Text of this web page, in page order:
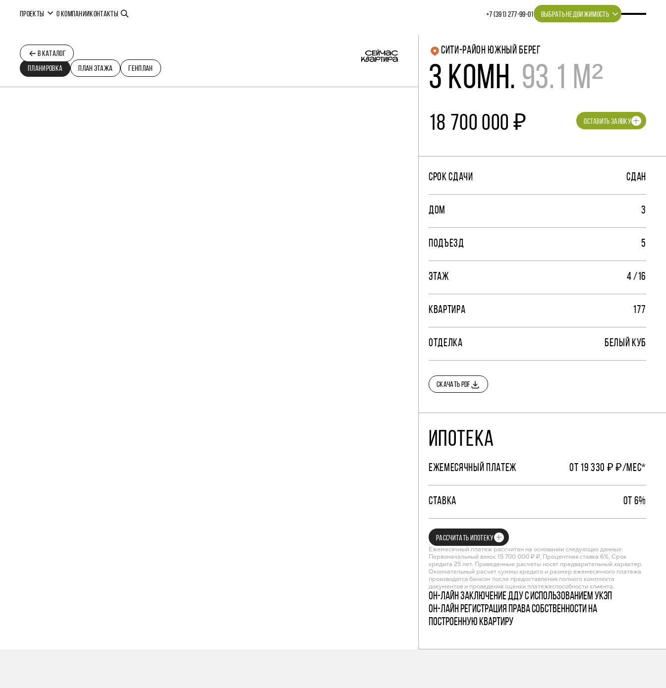
ПРОЕКТЫ О КОМПАНИИКОНТАКТЫ +7 (391) 277‒99‒01 ВЫБРАТЬ НЕДВИЖИМОСТЬ
В КАТАЛОГ
ПЛАНИРОВКА
ПЛАН ЭТАЖА ГЕНПЛАН
СИТИ-РАЙОН ЮЖНЫЙ БЕРЕГ
3 КОМН. 93.1 М²
18 700 000 ₽ ОСТАВИТЬ ЗАЯВКУ
СРОК СДАЧИ СДАН
ДОМ 3
ПОДЪЕЗД 5
ЭТАЖ 4 /16
КВАРТИРА 177
ОТДЕЛКА БЕЛЫЙ КУБ
СКАЧАТЬ PDF
ИПОТЕКА
ЕЖЕМЕСЯЧНЫЙ ПЛАТЕЖ ОТ 19 330 ₽ ₽/МЕС*
СТАВКА ОТ 6%
РАССЧИТАТЬ ИПОТЕКУ
Ежемесячный платеж рассчитан на основании следующих данных:
Первоначальный взнос 15 700 000 ₽ ₽, Процентная ставка 6%, Срок
кредита 25 лет. Приведенные расчеты носят предварительный характер.
Окончательный расчет суммы кредита и размер ежемесячного платежа
производятся банком после предоставления полного комплекта
документов и проведения оценки платежеспособности клиента.
Он-лайн заключение ДДУ с использованием УКЭП
Он-лайн регистрация права собственности на
построенную квартиру